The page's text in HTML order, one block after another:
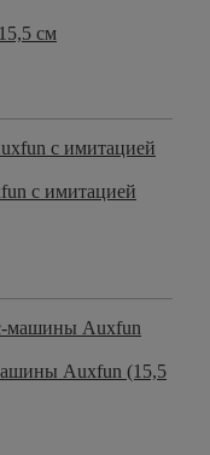
см
с имитацией
Auxfun (15,5